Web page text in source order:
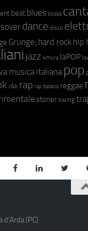
beat blues bossa
dance disco
Grunge; hard rock hip
jazz kimura laPOP
musica italiana pop
r&b rap rap italiano reggae
stoner swing
(PC)